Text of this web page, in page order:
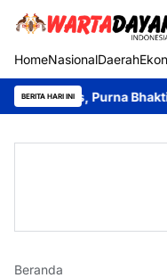
HomeNasionalDaerah
BERITA HARI INI
Purna Bhakti Personel
Beranda